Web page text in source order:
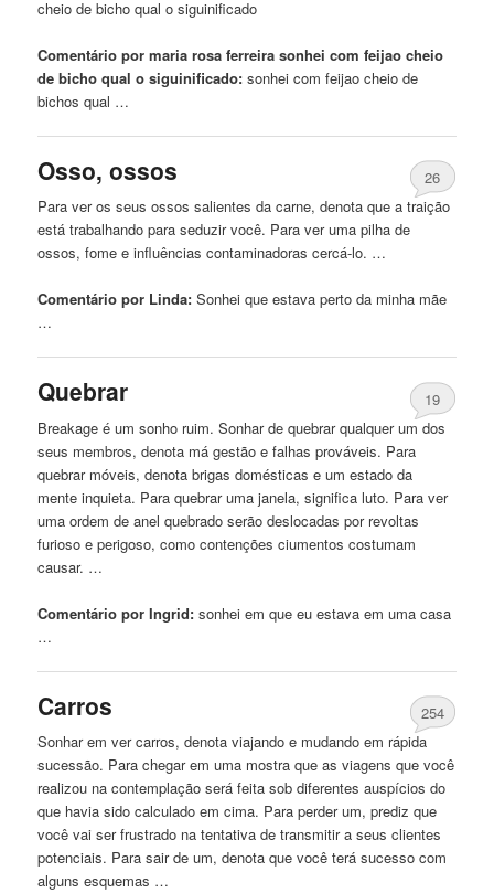
cheio de bicho qual o siguinificado
Comentário por maria rosa ferreira sonhei com feijao cheio
de bicho qual o siguinificado: sonhei com feijao cheio de
bichos qual …
Osso, ossos
26
Para ver os seus ossos salientes da carne, denota que a traição
está trabalhando para seduzir você. Para ver uma pilha de
ossos, fome e influências contaminadoras cercá-lo. …
Comentário por Linda: Sonhei que estava perto da minha mãe
…
Quebrar
19
Breakage é um sonho ruim. Sonhar de quebrar qualquer um dos
seus membros, denota má gestão e falhas prováveis. Para
quebrar móveis, denota brigas domésticas e um estado da
mente inquieta. Para quebrar uma janela, significa luto. Para ver
uma ordem de anel quebrado serão deslocadas por revoltas
furioso e perigoso, como contenções ciumentos costumam
causar. …
Comentário por Ingrid: sonhei em que eu estava em uma casa
…
Carros
254
Sonhar em ver carros, denota viajando e mudando em rápida
sucessão. Para chegar em uma mostra que as viagens que você
realizou na contemplação será feita sob diferentes auspícios do
que havia sido calculado em cima. Para perder um, prediz que
você vai ser frustrado na tentativa de transmitir a seus clientes
potenciais. Para sair de um, denota que você terá sucesso com
alguns esquemas …